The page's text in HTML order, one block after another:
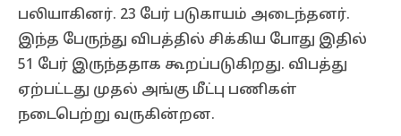
பலியாகினர். 23 பேர் படுகாயம் அடைந்தனர்.
இந்த பேருந்து விபத்தில் சிக்கிய போது இதில்
51 பேர் இருந்ததாக கூறப்படுகிறது. விபத்து
ஏற்பட்டது முதல் அங்கு மீட்பு பணிகள்
நடைபெற்று வருகின்றன.